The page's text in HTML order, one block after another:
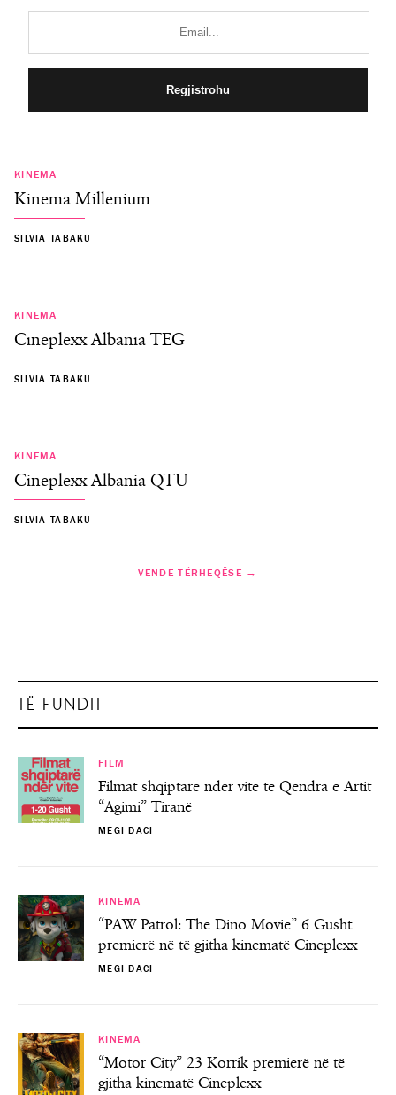
KINEMA
Kinema Millenium
SILVIA TABAKU
KINEMA
Cineplexx Albania TEG
SILVIA TABAKU
KINEMA
Cineplexx Albania QTU
SILVIA TABAKU
VENDE TËRHEQËSE →
TË FUNDIT
FILM
Filmat shqiptarë ndër vite te Qendra e Artit
“Agimi” Tiranë
MEGI DACI
KINEMA
“PAW Patrol: The Dino Movie” 6 Gusht
premierë në të gjitha kinematë Cineplexx
MEGI DACI
KINEMA
“Motor City” 23 Korrik premierë në të
gjitha kinematë Cineplexx